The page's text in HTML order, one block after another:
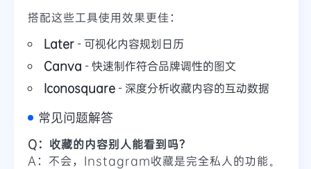
搭配这些工具使用效果更佳：
Later - 可视化内容规划日历
Canva - 快速制作符合品牌调性的图文
Iconosquare - 深度分析收藏内容的互动数据
常见问题解答
Q：收藏的内容别人能看到吗？
A：不会，Instagram收藏是完全私人的功能。